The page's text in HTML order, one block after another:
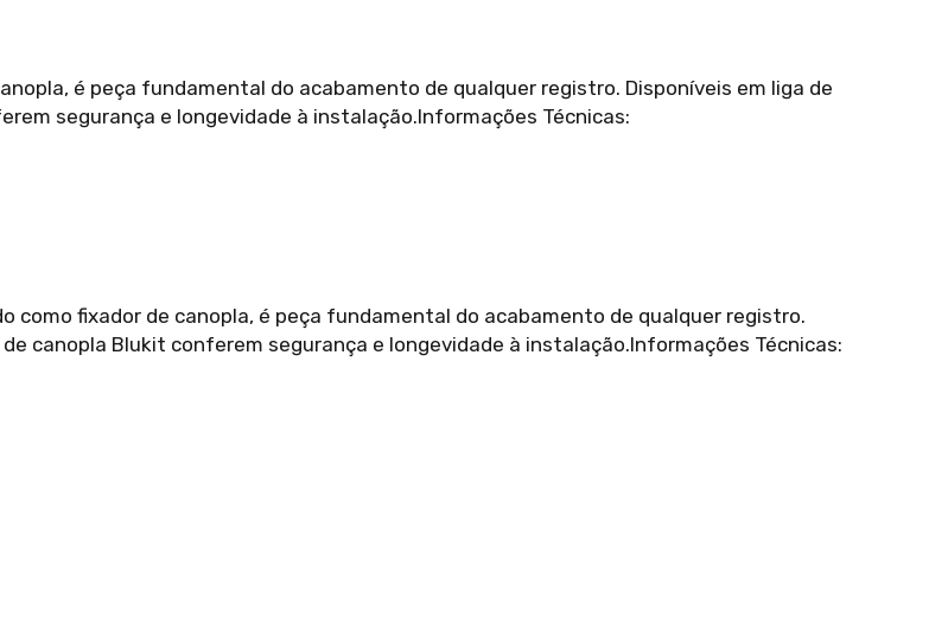
é peça fundamental do acabamento de qualquer registro. Disponíveis em liga de
segurança e longevidade à instalação.Informações Técnicas:
como fixador de canopla, é peça fundamental do acabamento de qualquer registro.
canopla Blukit conferem segurança e longevidade à instalação.Informações Técnicas: